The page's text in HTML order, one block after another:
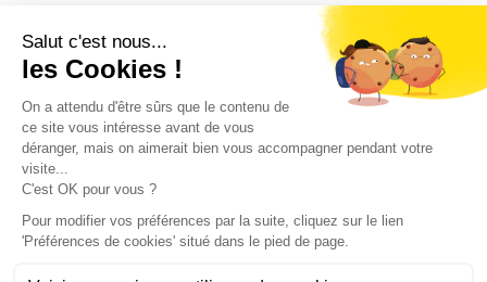
Accès rapide
Démarches
Le maire et les élus
Je signale
Urbanisme
Enfance & Jeunesse